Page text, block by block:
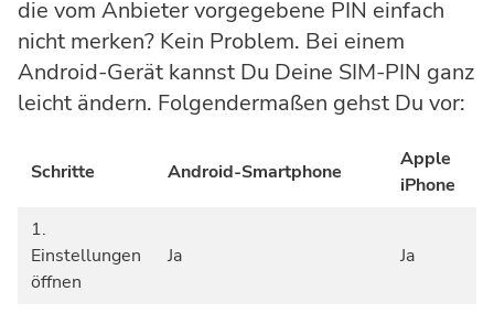
die vom Anbieter vorgegebene PIN einfach
nicht merken? Kein Problem. Bei einem
Android-Gerät kannst Du Deine SIM-PIN ganz
leicht ändern. Folgendermaßen gehst Du vor:
Schritte Android-Smartphone
Apple
iPhone
1.
Einstellungen
öffnen
Ja Ja